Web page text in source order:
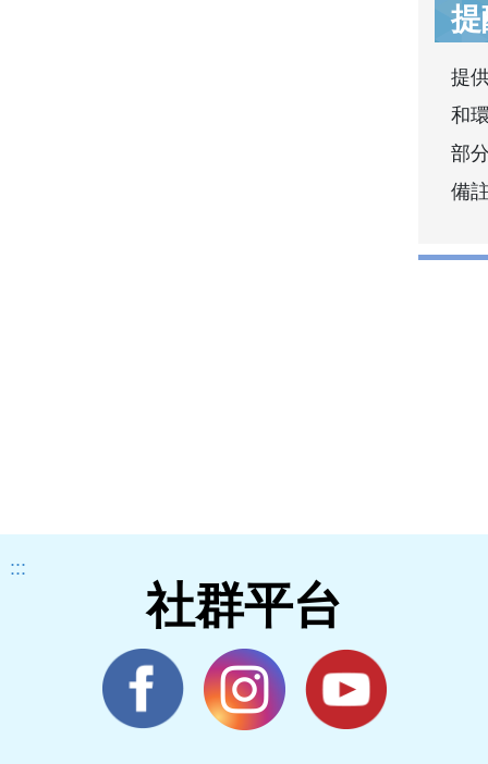
提
提
和
部
備
:::
社群平台